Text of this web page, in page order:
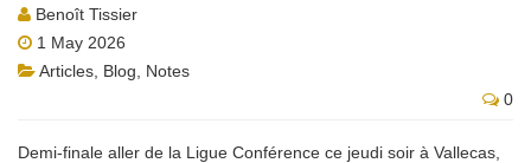
Benoît Tissier
1 May 2026
Articles Blog
Notes
0
Demi-finale aller de la Ligue Conférence ce jeudi soir à Vallecas,